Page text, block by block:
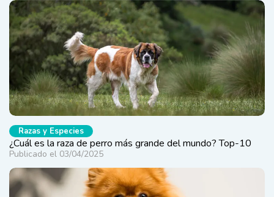
Razas y Especies
¿Cuál es la raza de perro más grande del mundo​? Top-10
Publicado el 03/04/2025